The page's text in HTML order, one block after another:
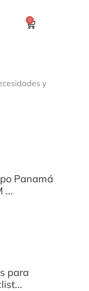
0
y
Panamá
...
para